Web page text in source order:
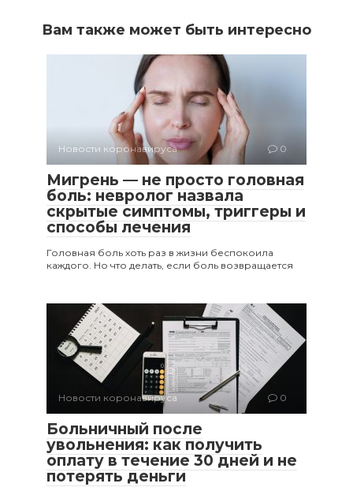
Вам также может быть интересно
Новости коронавируса 0
Мигрень — не просто головная
боль: невролог назвала
скрытые симптомы, триггеры и
способы лечения
Головная боль хоть раз в жизни беспокоила
каждого. Но что делать, если боль возвращается
Новости коронавируса 0
Больничный после
увольнения: как получить
оплату в течение 30 дней и не
потерять деньги